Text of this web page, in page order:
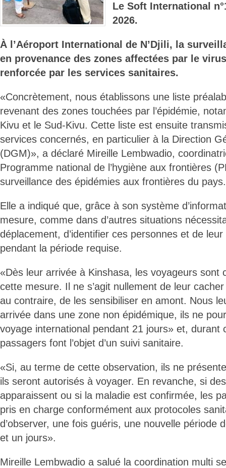
Le Soft International
2026.
À l’Aéroport International de N’Djili, la
en provenance des zones affectées par le
renforcée par les services sanitaires.
«Concrètement, nous établissons une liste
revenant des zones touchées par l’épidémie,
Kivu et le Sud-Kivu. Cette liste est ensuite
services concernés, en particulier à la Direction
(DGM)», a déclaré Mireille Lembwadio,
Programme national de l’hygiène aux frontières
surveillance des épidémies aux frontières du pays.
Elle a indiqué que, grâce à son système
mesure, comme dans d’autres situations
déplacement, d’identifier ces personnes et de
pendant la période requise.
«Dès leur arrivée à Kinshasa, les voyageurs sont
cette mesure. Il ne s’agit nullement de leur
au contraire, de les sensibiliser en amont. Nous
arrivée dans une zone non épidémique, ils ne
voyage international pendant 21 jours» et, durant
passagers font l’objet d’un suivi sanitaire.
«Si, au terme de cette observation, ils ne
ils seront autorisés à voyager. En revanche, si
apparaissent ou si la maladie est confirmée, les
pris en charge conformément aux protocoles
d’observer, une fois guéris, une nouvelle période
et un jours».
Mireille Lembwadio a salué la coordination multi